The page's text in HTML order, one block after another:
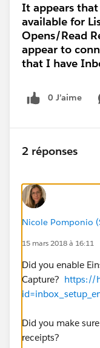
It appears
available for
Opens/Read
appear to
that I have
0 J’aime
2 réponses
Nicole Pomponio
15 mars 2018 à 16:11
Did you enable
Capture? https://
Did you make
receipts?